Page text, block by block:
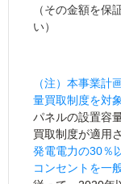
（その金額を保
い）
（注）本事業計
量買取制度を対
パネルの設置容
買取制度が適用さ
発電電力の30％
コンセントを一